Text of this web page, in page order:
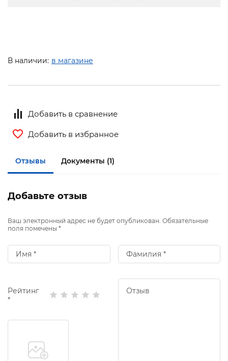
В наличии: в магазине
Добавить в сравнение
Добавить в избранное
Отзывы Документы (1)
Добавьте отзыв
Ваш электронный адрес не будет опубликован. Обязательные
поля помечены *
Рейтинг
*